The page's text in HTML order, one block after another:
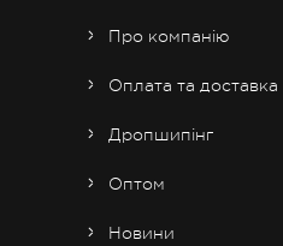
Про компанію
Оплата та доставка
Дропшипінг
Оптом
Новини